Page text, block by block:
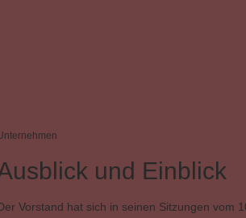
und Einblick
Vorstand hat sich in seinen Sitzungen vom